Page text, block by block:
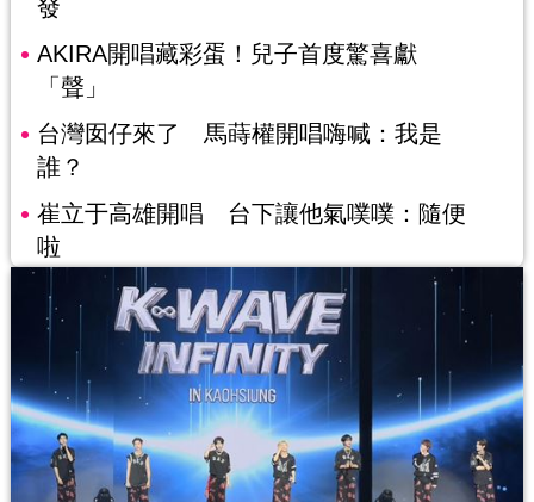
發
AKIRA開唱藏彩蛋！兒子首度驚喜獻
「聲」
台灣囡仔來了 馬蒔權開唱嗨喊：我是
誰？
崔立于高雄開唱 台下讓他氣噗噗：隨便
啦